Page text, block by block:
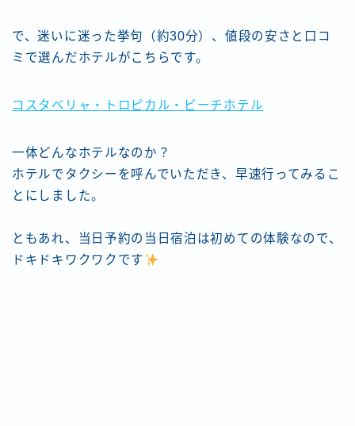
で、迷いに迷った挙句（約30分）、値段の安さと口コ
ミで選んだホテルがこちらです。
コスタベリャ・トロピカル・ビーチホテル
一体どんなホテルなのか？
ホテルでタクシーを呼んでいただき、早速行ってみるこ
とにしました。
ともあれ、当日予約の当日宿泊は初めての体験なので、
ドキドキワクワクです